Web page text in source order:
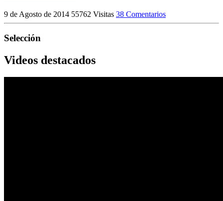
9 de Agosto de 2014 55762 Visitas 38 Comentarios
Selección
Videos destacados